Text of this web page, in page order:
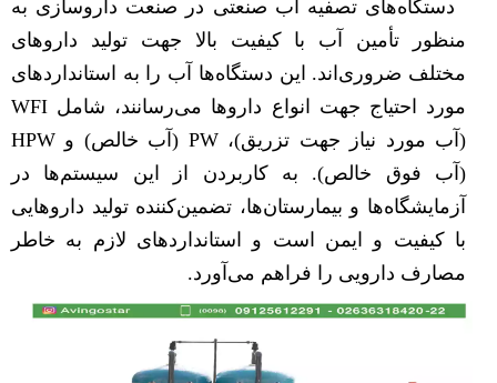
دستگاه‌های تصفیه اب صنعتی در صنعت داروسازی به
منظور تأمین آب با کیفیت بالا جهت تولید داروهای
مختلف ضروری‌اند. این دستگاه‌ها آب را به استانداردهای
مورد احتیاج جهت انواع داروها می‌رسانند، شامل WFI
(آب مورد نیاز جهت تزریق)، PW (آب خالص) و HPW
(آب فوق خالص). به کاربردن از این سیستم‌ها در
آزمایشگاه‌ها و بیمارستان‌ها، تضمین‌کننده تولید داروهایی
با کیفیت و ایمن است و استانداردهای لازم به خاطر
مصارف دارویی را فراهم می‌آورد.